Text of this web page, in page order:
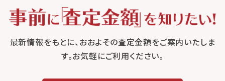
最新情報をもとに、おおよその査定金額をご案内いたしま
す。お気軽にご利用ください。